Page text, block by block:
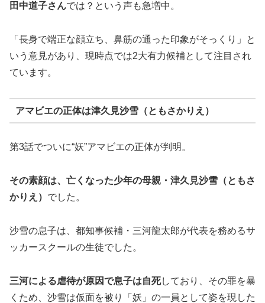
田中道子さんでは？という声も急増中。
「長身で端正な顔立ち、鼻筋の通った印象がそっくり」と
いう意見があり、現時点では2大有力候補として注目され
ています。
アマビエの正体は津久見沙雪（ともさかりえ）
第3話でついに“妖”アマビエの正体が判明。
その素顔は、亡くなった少年の母親・津久見沙雪（ともさ
かりえ） でした。
沙雪の息子は、都知事候補・三河龍太郎が代表を務めるサ
ッカースクールの生徒でした。
三河による虐待が原因で息子は自死しており、その罪を暴
くため、沙雪は仮面を被り「妖」の一員として姿を現した